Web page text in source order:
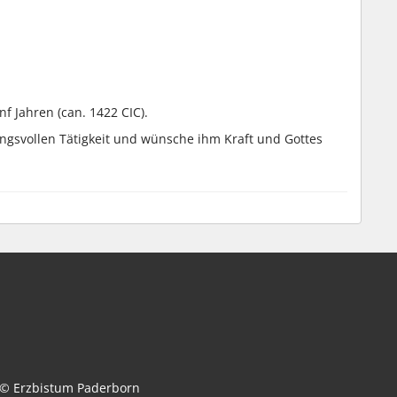
Jahren (can. 1422 CIC).
Tätigkeit und wünsche ihm Kraft und Gottes
© Erzbistum Paderborn